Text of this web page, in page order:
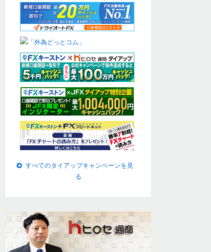
すべてのタイアップキャンペーンを見
る